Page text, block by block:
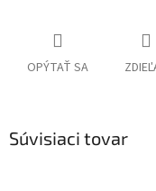
OPÝTAŤ SA
Súvisiaci tovar